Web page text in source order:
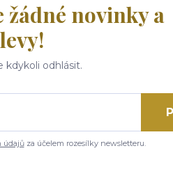
žádné novinky a
kdykoli odhlásit.
údajůza účelem rozesílky newsletteru.